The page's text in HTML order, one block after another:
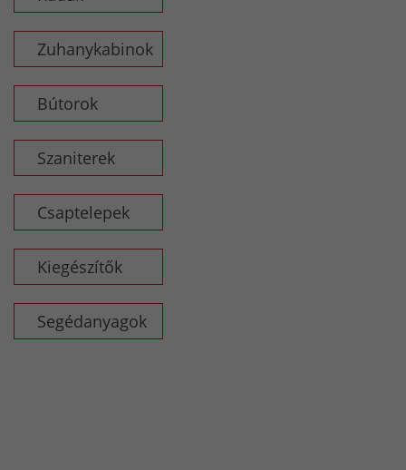
Zuhanykabinok
Bútorok
Szaniterek
Csaptelepek
Kiegészítők
Segédanyagok